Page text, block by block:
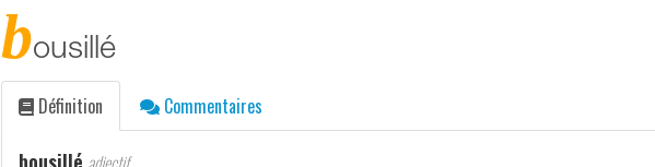
bousillé
Définition Commentaires